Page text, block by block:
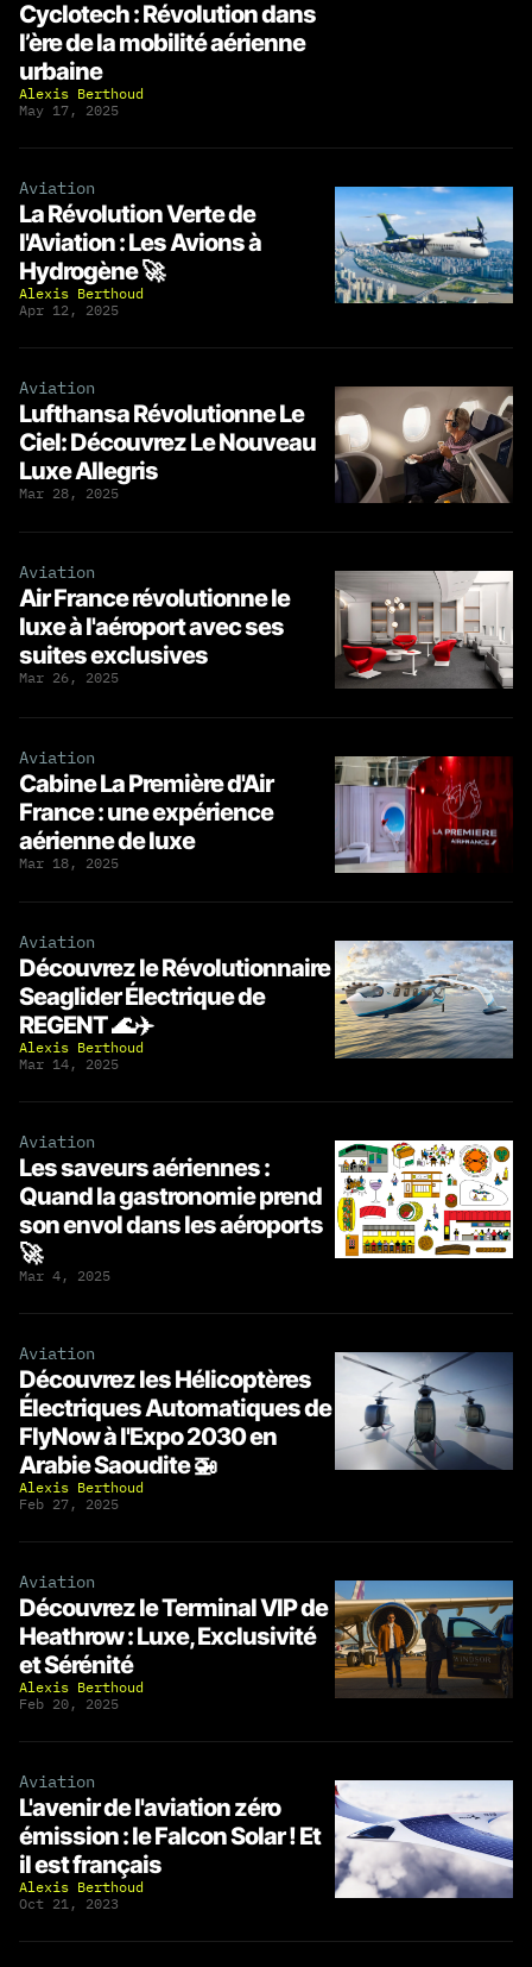
Cyclotech : Révolution dans
l’ère de la mobilité aérienne
urbaine
Alexis Berthoud
May 17, 2025
Aviation
La Révolution Verte de
l'Aviation : Les Avions à
Hydrogène 🚀
Alexis Berthoud
Apr 12, 2025
Aviation
Lufthansa Révolutionne Le
Ciel: Découvrez Le Nouveau
Luxe Allegris
Mar 28, 2025
Aviation
Air France révolutionne le
luxe à l'aéroport avec ses
suites exclusives
Mar 26, 2025
Aviation
Cabine La Première d'Air
France : une expérience
aérienne de luxe
Mar 18, 2025
Aviation
Découvrez le Révolutionnaire
Seaglider Électrique de
REGENT 🌊✈️
Alexis Berthoud
Mar 14, 2025
Aviation
Les saveurs aériennes :
Quand la gastronomie prend
son envol dans les aéroports
🚀
Mar 4, 2025
Aviation
Découvrez les Hélicoptères
Électriques Automatiques de
FlyNow à l'Expo 2030 en
Arabie Saoudite 🚁
Alexis Berthoud
Feb 27, 2025
Aviation
Découvrez le Terminal VIP de
Heathrow : Luxe, Exclusivité
et Sérénité
Alexis Berthoud
Feb 20, 2025
Aviation
L'avenir de l'aviation zéro
émission : le Falcon Solar ! Et
il est français
Alexis Berthoud
Oct 21, 2023